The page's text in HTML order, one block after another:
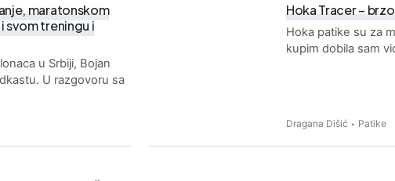
maratonskom
svom treningu i
u Srbiji, Bojan
U razgovoru sa
Hoka Tracer –
Hoka patike su za
kupim dobila sam
Dragana Dišić Patike